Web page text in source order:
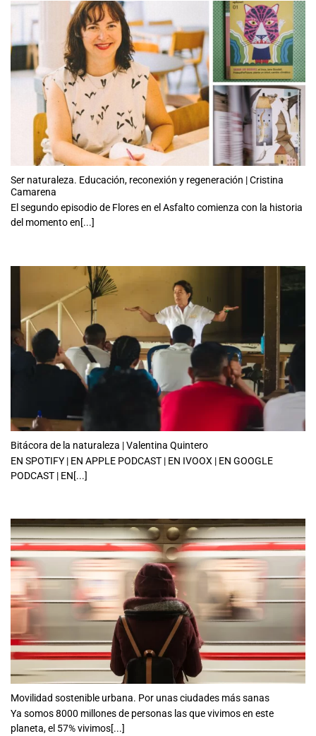
Ser naturaleza. Educación, reconexión y regeneración | Cristina
Camarena
El segundo episodio de Flores en el Asfalto comienza con la historia
del momento en[...]
Bitácora de la naturaleza | Valentina Quintero
EN SPOTIFY | EN APPLE PODCAST | EN IVOOX | EN GOOGLE
PODCAST | EN[...]
Movilidad sostenible urbana. Por unas ciudades más sanas
Ya somos 8000 millones de personas las que vivimos en este
planeta, el 57% vivimos[...]